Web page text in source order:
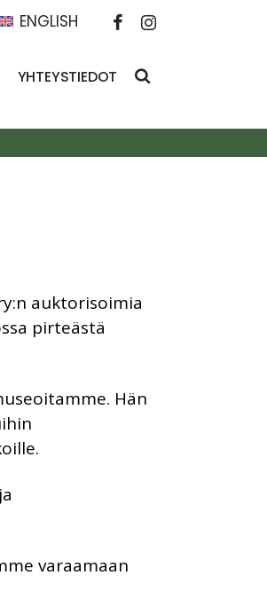
ENGLISH
YHTEYSTIEDOT
auktorisoimia
pirteästä
Hän
varaamaan